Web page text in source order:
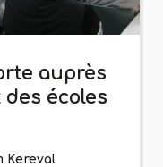
auprès
écoles
Kereval